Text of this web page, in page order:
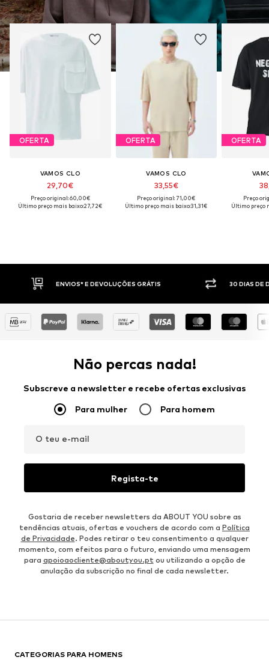
OFERTA
VAMOS CLO
29,70€
Preço original: 60,00€
Último preço mais baixo:27,72€
OFERTA
VAMOS CLO
33,55€
Preço original: 71,00€
Último preço mais baixo:31,31€
OFERTA
Preço
Último preço
GRÁTIS 30 DIAS DE DIREITO DE DEVOLUÇÃO
Não percas nada!
Subscreve a newsletter e recebe ofertas exclusivas
Para mulher Para homem
O teu e-mail
Regista-te
Gostaria de receber newsletters da ABOUT YOU sobre as
tendências atuais, ofertas e vouchers de acordo com a Política
de Privacidade. Podes retirar o teu consentimento a qualquer
momento, com efeitos para o futuro, enviando uma mensagem
para apoioaocliente@aboutyou.ptou utilizando a opção de
anulação da subscrição no final de cada newsletter.
CATEGORIAS PARA HOMENS